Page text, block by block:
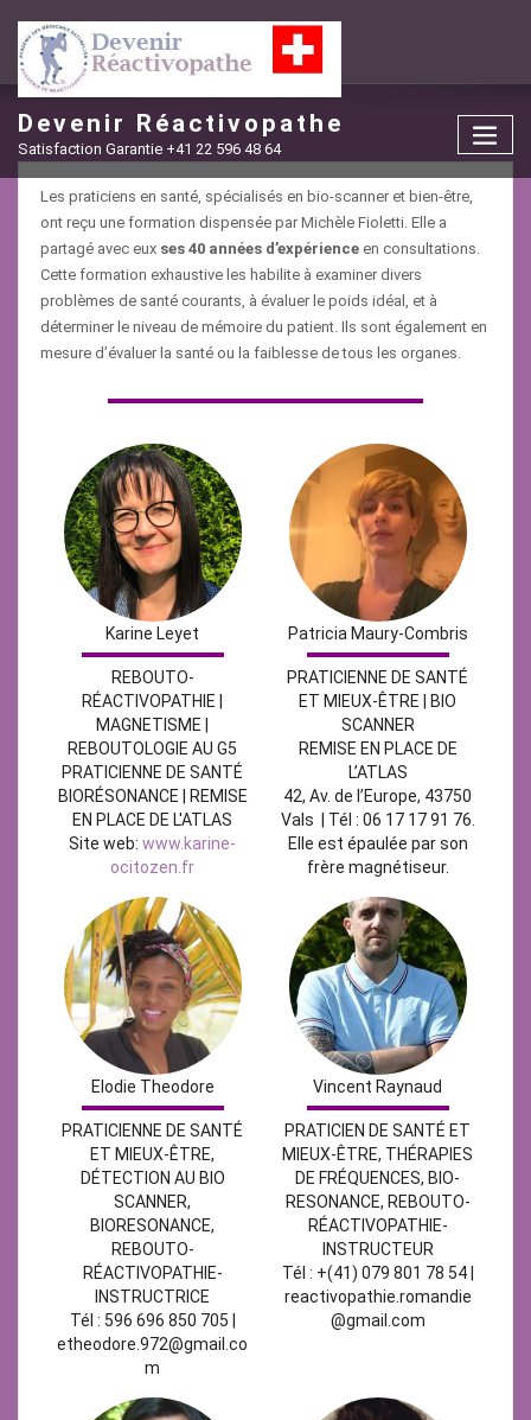
content
Devenir Réactivopathe
Satisfaction Garantie +41 22 596 48 64
Les praticiens en santé, spécialisés en bio-scanner et bien-être,
ont reçu une formation dispensée par Michèle Fioletti. Elle a
partagé avec eux ses 40 années d’expérienceen consultations.
Cette formation exhaustive les habilite à examiner divers
problèmes de santé courants, à évaluer le poids idéal, et à
déterminer le niveau de mémoire du patient. Ils sont également en
mesure d’évaluer la santé ou la faiblesse de tous les organes.
Karine Leyet
REBOUTO-
RÉACTIVOPATHIE |
MAGNETISME |
REBOUTOLOGIE AU G5
PRATICIENNE DE SANTÉ
BIORÉSONANCE | REMISE
EN PLACE DE L'ATLAS
Site web:www.karine-
ocitozen.fr
Patricia Maury-Combris
PRATICIENNE DE SANTÉ
ET MIEUX-ÊTRE | BIO
SCANNER
REMISE EN PLACE DE
L’ATLAS
42, Av. de l’Europe, 43750
Vals | Tél : 06 17 17 91 76.
Elle est épaulée par son
frère magnétiseur.
Elodie Theodore
PRATICIENNE DE SANTÉ
ET MIEUX-ÊTRE,
DÉTECTION AU BIO
SCANNER,
BIORESONANCE,
REBOUTO-
RÉACTIVOPATHIE-
INSTRUCTRICE
Tél : 596 696 850 705 |
etheodore.972@gmail.co
m
Vincent Raynaud
PRATICIEN DE SANTÉ ET
MIEUX-ÊTRE, THÉRAPIES
DE FRÉQUENCES, BIO-
RESONANCE, REBOUTO-
RÉACTIVOPATHIE-
INSTRUCTEUR
Tél : +(41) 079 801 78 54 |
reactivopathie.romandie
@gmail.com